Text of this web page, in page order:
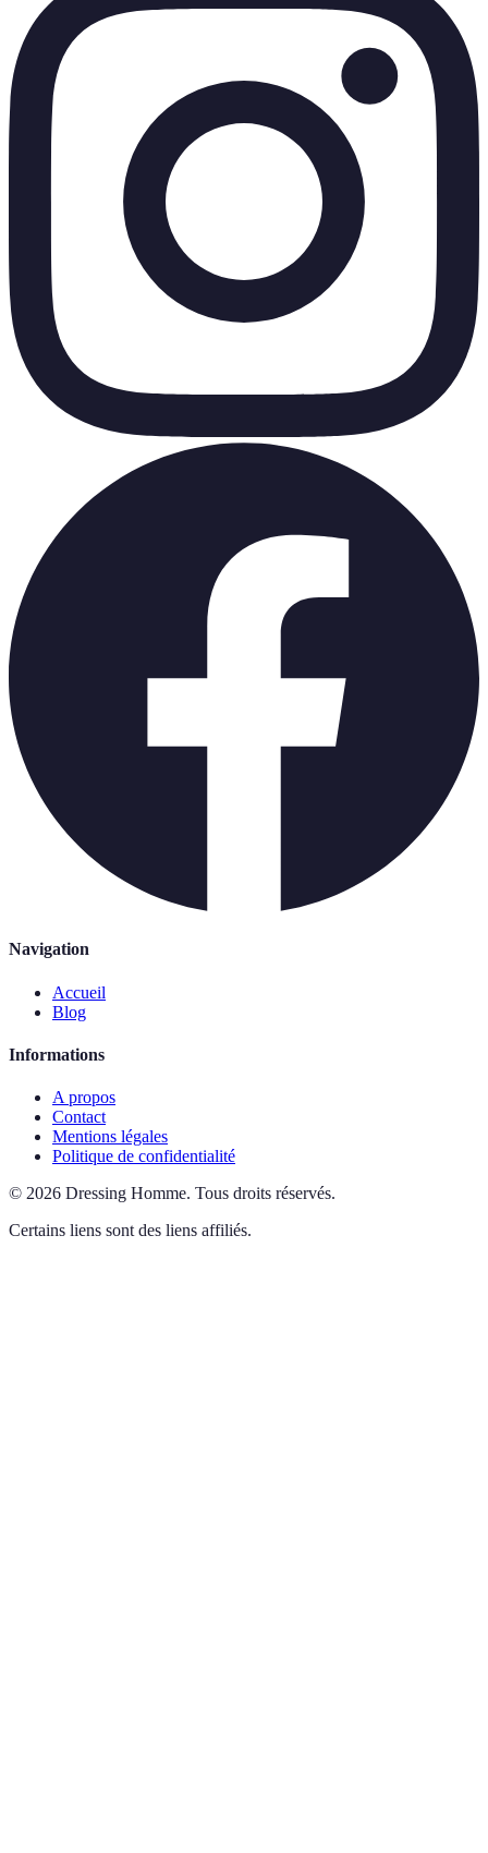
Navigation
Accueil
Blog
Informations
A propos
Contact
Mentions légales
Politique de confidentialité
© 2026 Dressing Homme. Tous droits réservés.
Certains liens sont des liens affiliés.